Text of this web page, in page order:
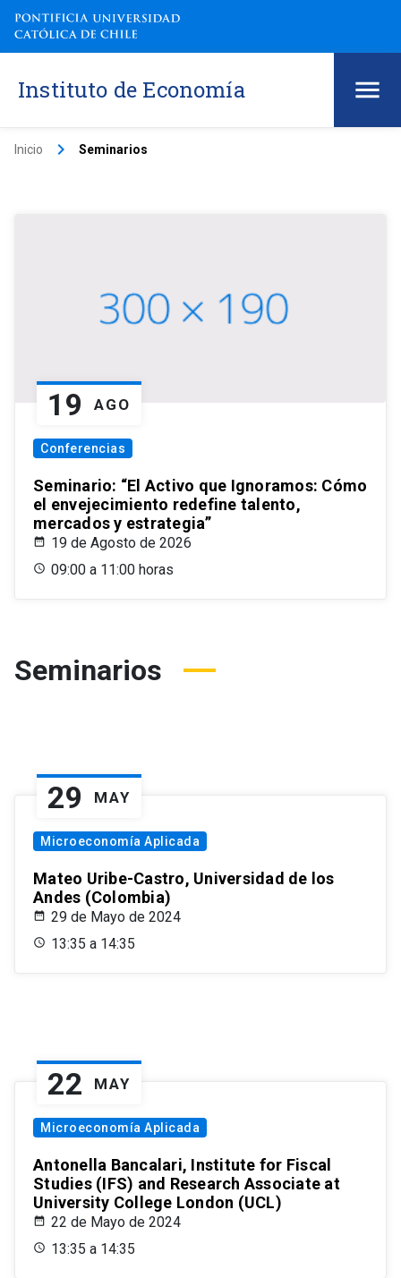
Instituto de Economía
Inicio keyboard_arrow_right Seminarios
19 AGO
Conferencias
Seminario: “El Activo que Ignoramos: Cómo
el envejecimiento redefine talento,
mercados y estrategia”
19 de Agosto de 2026
09:00 a 11:00 horas
Seminarios
29 MAY
Microeconomía Aplicada
Mateo Uribe-Castro, Universidad de los
Andes (Colombia)
29 de Mayo de 2024
13:35 a 14:35
22 MAY
Microeconomía Aplicada
Antonella Bancalari, Institute for Fiscal
Studies (IFS) and Research Associate at
University College London (UCL)
22 de Mayo de 2024
13:35 a 14:35